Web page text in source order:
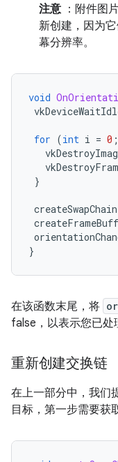
注意：附件图
新创建，因为
幕分辨率。
void
for (int i = 0 ;
}
createSwapChain
}
在该函数末尾，将
false，以表示您已处
重新创建交换链
在上一部分中，我们
目标，第一步需要获